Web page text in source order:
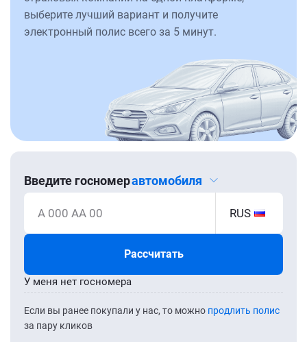
выберите лучший вариант и получите
электронный полис всего за 5 минут.
Введите госномеравтомобиля
А 000 АА 00 RUS
Рассчитать
Если вы ранее покупали у нас, то можно продлить полис
за пару кликов
У меня нет госномера